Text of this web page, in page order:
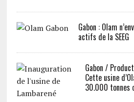
Gabon : Olam
actifs de la SEEG
Gabon /
Cette usine
30.000 tonnes